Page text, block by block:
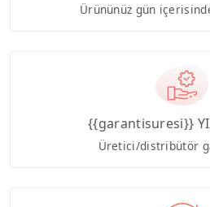
Ürününüz gün
{{garantisuresi}}
Üretici/distribütör